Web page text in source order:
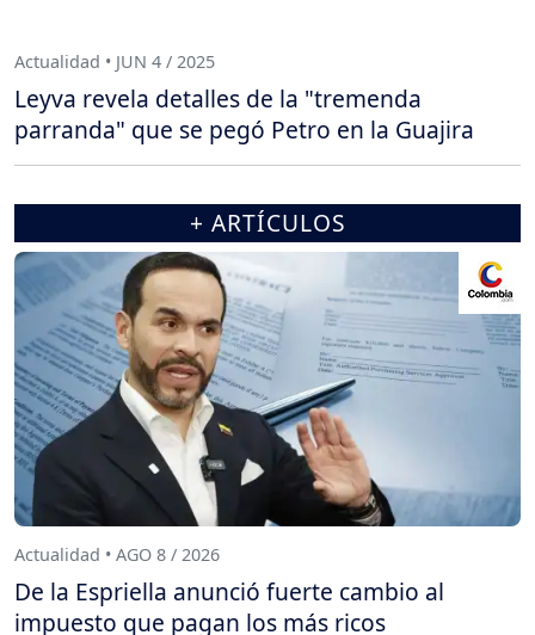
Actualidad • JUN 4 / 2025
Leyva revela detalles de la "tremenda
parranda" que se pegó Petro en la Guajira
+ ARTÍCULOS
Actualidad • AGO 8 / 2026
De la Espriella anunció fuerte cambio al
impuesto que pagan los más ricos